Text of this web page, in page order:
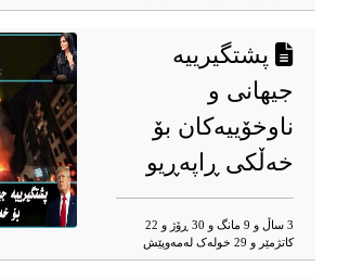
پشتگیرییە
جیهانی و
ناوخۆییەکان بۆ
خەڵکی ڕاپەڕیو
3 ساڵ و 9 مانگ و 30 ڕۆژ و 22
کاتژمێر و 29 خوله‌ک له‌مه‌وپێش‌